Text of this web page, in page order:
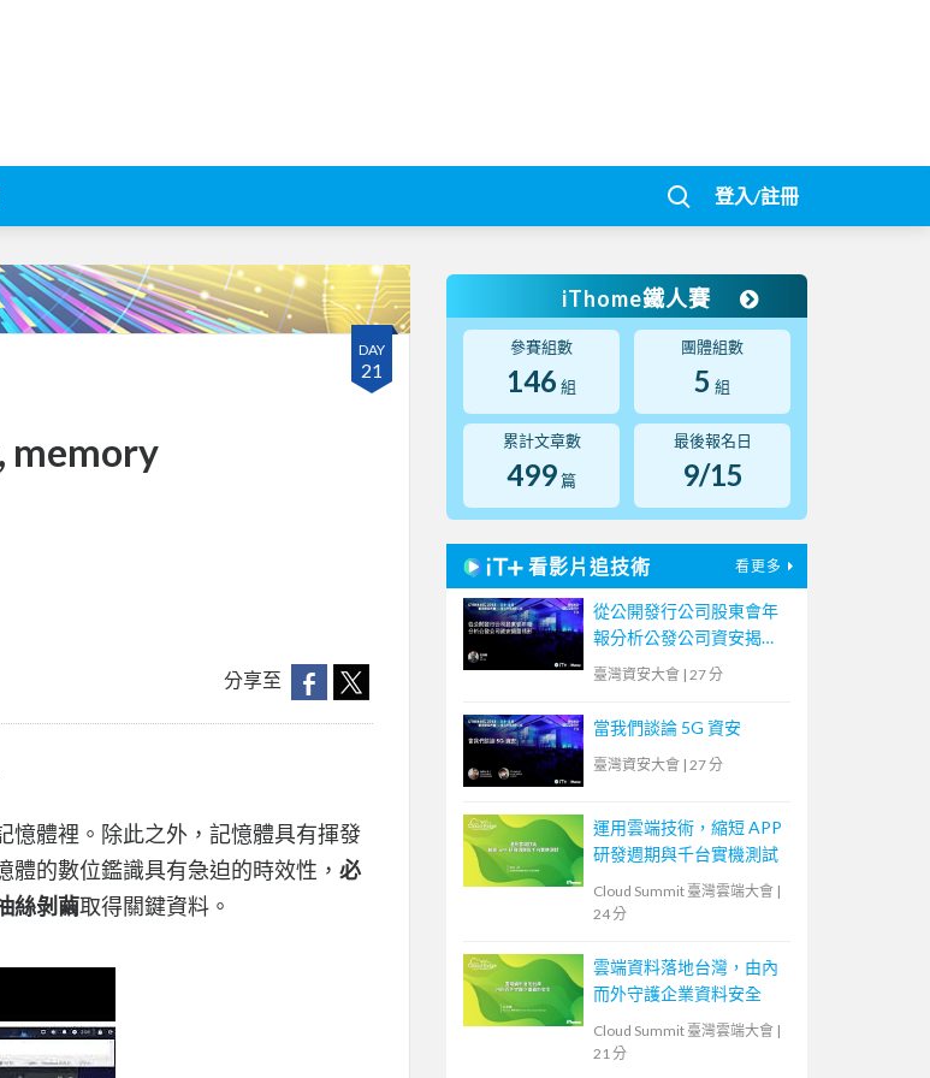
登入/註冊
DAY
21
memory
分享至
憶體裡。除此之外，記憶體具有揮發
體的數位鑑識具有急迫的時效性， 必
絲剝繭取得關鍵資料。
iThome鐵人賽
參賽組數
146 組
團體組數
5 組
累計文章數
499 篇
最後報名日
9/15
看影片追技術 看更多
從公開發行公司股東會年
報分析公發公司資安揭露
情形
臺灣資安大會 | 27 分
當我們談論 5G 資安
臺灣資安大會 | 27 分
運用雲端技術，縮短 APP
研發週期與千台實機測試
Cloud Summit 臺灣雲端大會 |
24 分
雲端資料落地台灣，由內
而外守護企業資料安全
Cloud Summit 臺灣雲端大會 |
21 分